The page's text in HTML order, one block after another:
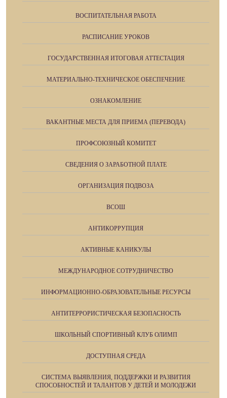
ВОСПИТАТЕЛЬНАЯ РАБОТА
РАСПИСАНИЕ УРОКОВ
ГОСУДАРСТВЕННАЯ ИТОГОВАЯ АТТЕСТАЦИЯ
МАТЕРИАЛЬНО-ТЕХНИЧЕСКОЕ ОБЕСПЕЧЕНИЕ
ОЗНАКОМЛЕНИЕ
ВАКАНТНЫЕ МЕСТА ДЛЯ ПРИЕМА (ПЕРЕВОДА)
ПРОФСОЮЗНЫЙ КОМИТЕТ
СВЕДЕНИЯ О ЗАРАБОТНОЙ ПЛАТЕ
ОРГАНИЗАЦИЯ ПОДВОЗА
ВСОШ
АНТИКОРРУПЦИЯ
АКТИВНЫЕ КАНИКУЛЫ
МЕЖДУНАРОДНОЕ СОТРУДНИЧЕСТВО
ИНФОРМАЦИОННО-ОБРАЗОВАТЕЛЬНЫЕ РЕСУРСЫ
АНТИТЕРРОРИСТИЧЕСКАЯ БЕЗОПАСНОСТЬ
ШКОЛЬНЫЙ СПОРТИВНЫЙ КЛУБ ОЛИМП
ДОСТУПНАЯ СРЕДА
СИСТЕМА ВЫЯВЛЕНИЯ, ПОДДЕРЖКИ И РАЗВИТИЯ
СПОСОБНОСТЕЙ И ТАЛАНТОВ У ДЕТЕЙ И МОЛОДЕЖИ